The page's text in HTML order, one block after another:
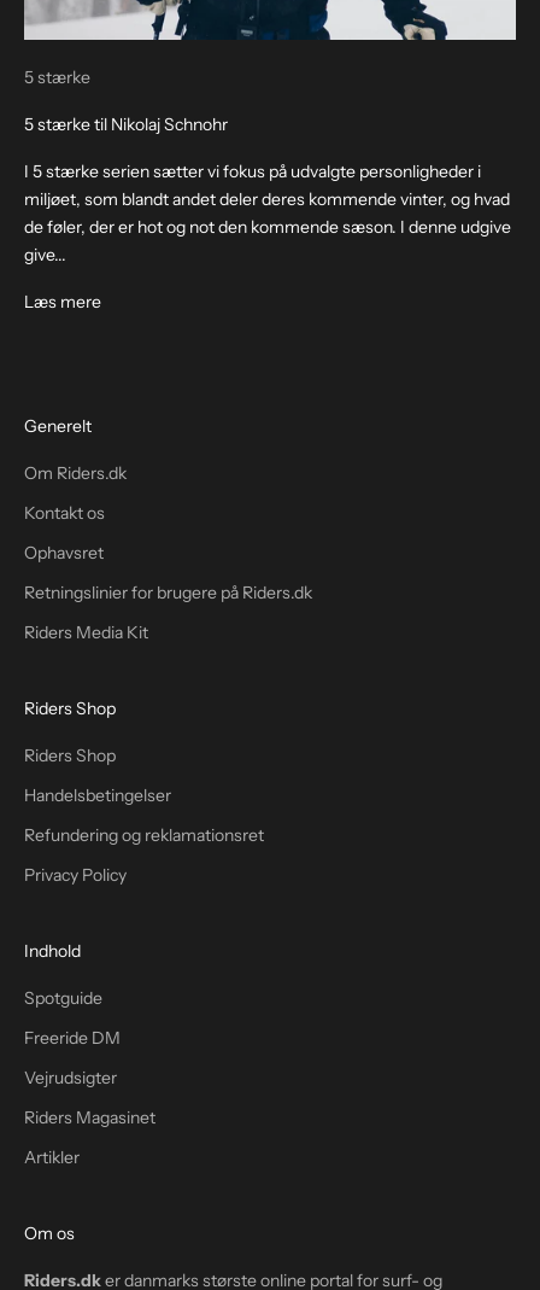
5 stærke
5 stærke til Nikolaj Schnohr
I 5 stærke serien sætter vi fokus på udvalgte personligheder i
miljøet, som blandt andet deler deres kommende vinter, og hvad
de føler, der er hot og not den kommende sæson. I denne udgive
give...
Læs mere
Generelt
Om Riders.dk
Kontakt os
Ophavsret
Retningslinier for brugere på Riders.dk
Riders Media Kit
Riders Shop
Riders Shop
Handelsbetingelser
Refundering og reklamationsret
Privacy Policy
Indhold
Spotguide
Freeride DM
Vejrudsigter
Riders Magasinet
Artikler
Om os
Riders.dker danmarks største online portal for surf- og